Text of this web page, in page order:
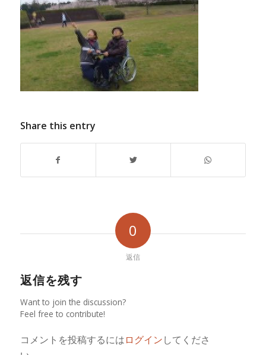
Share this entry
0
返信
返信を残す
Want to join the discussion?
Feel free to contribute!
コメントを投稿するにはログインしてくださ